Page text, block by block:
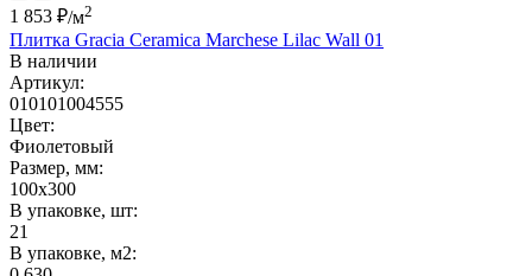
1 853 ₽/м2
Плитка Gracia Ceramica Marchese Lilac Wall 01
В наличии
Артикул:
010101004555
Цвет:
Фиолетовый
Размер, мм:
100x300
В упаковке, шт:
21
В упаковке, м2: